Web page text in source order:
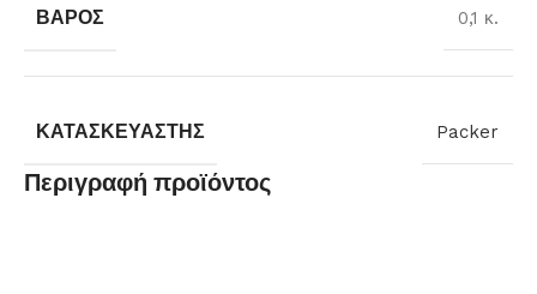
ΒΆΡΟΣ 0,1 κ.
ΚΑΤΑΣΚΕΥΑΣΤΉΣ Packer
Περιγραφή προϊόντος